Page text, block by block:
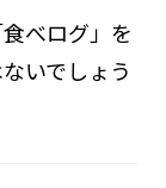
べログ」を
いでしょう